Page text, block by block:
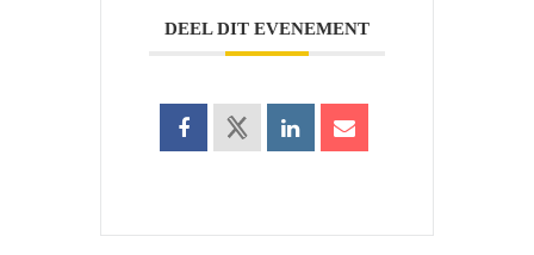
DEEL DIT EVENEMENT